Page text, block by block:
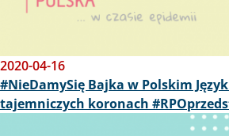
2020-04-16
#NieDamySię Bajka w Polskim
tajemniczych koronach